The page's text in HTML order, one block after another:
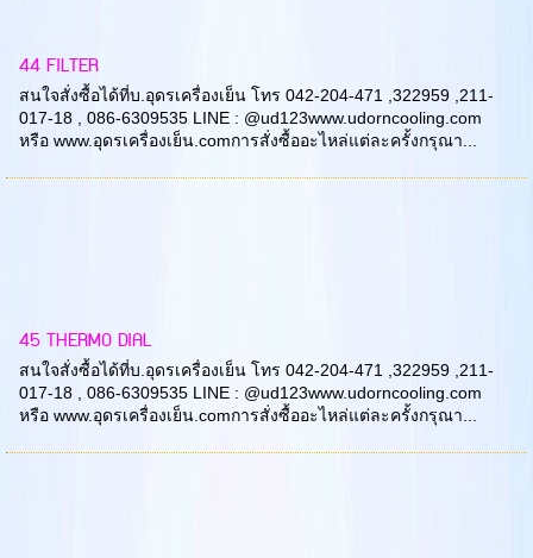
44 FILTER
สนใจสั่งซื้อได้ที่บ.อุดรเครื่องเย็น โทร 042-204-471 ,322959 ,211-
017-18 , 086-6309535 LINE : @ud123www.udorncooling.com
หรือ www.อุดรเครื่องเย็น.comการสั่งซื้ออะไหล่แต่ละครั้งกรุณา...
45 THERMO DIAL
สนใจสั่งซื้อได้ที่บ.อุดรเครื่องเย็น โทร 042-204-471 ,322959 ,211-
017-18 , 086-6309535 LINE : @ud123www.udorncooling.com
หรือ www.อุดรเครื่องเย็น.comการสั่งซื้ออะไหล่แต่ละครั้งกรุณา...